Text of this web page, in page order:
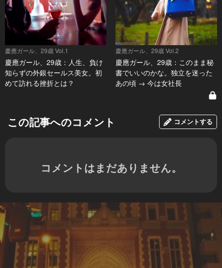
慶應ガール、29歳 Vol.1
慶應ガール、29歳：人生、負け
知らずの外銀セールス美女。初
めて訪れる挫折とは？
慶應ガール、29歳 Vol.2
慶應ガール、29歳：このまま秘
書でいいのかな。独立を迷った
あの頃 → 今は女社長
この記事へのコメント コメントする
コメントはまだありません。